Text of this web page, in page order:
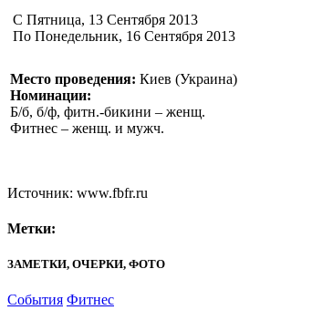
С Пятница, 13 Сентября 2013
По Понедельник, 16 Сентября 2013
Место проведения: Киев (Украина)
Номинации:
Б/б, б/ф, фитн.-бикини – женщ.
Фитнес – женщ. и мужч.
Источник: www.fbfr.ru
Метки:
ЗАМЕТКИ, ОЧЕРКИ, ФОТО
События Фитнес